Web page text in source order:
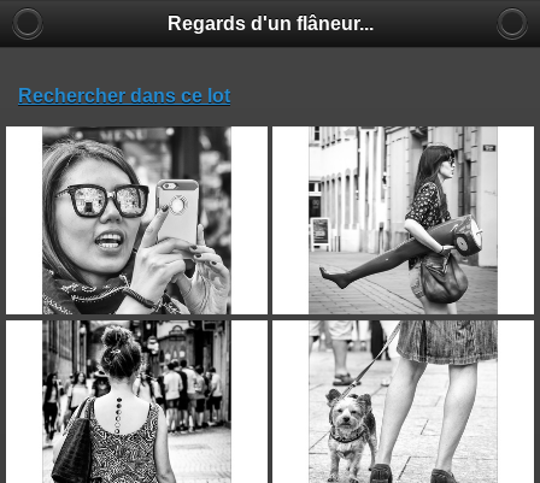
Regards d'un flâneur...
Rechercher dans ce lot